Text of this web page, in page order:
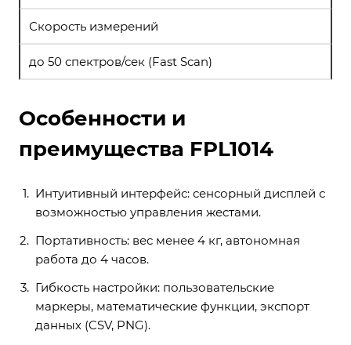
Скорость измерений
до 50 спектров/сек (Fast Scan)
Особенности и
преимущества FPL1014
Интуитивный интерфейс: сенсорный дисплей с
возможностью управления жестами.
Портативность: вес менее 4 кг, автономная
работа до 4 часов.
Гибкость настройки: пользовательские
маркеры, математические функции, экспорт
данных (CSV, PNG).